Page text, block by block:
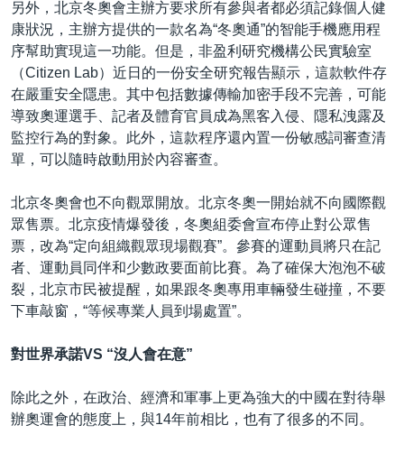
另外，北京冬奧會主辦方要求所有參與者都必須記錄個人健
康狀況，主辦方提供的一款名為“冬奧通”的智能手機應用程
序幫助實現這一功能。但是，非盈利研究機構公民實驗室
（Citizen Lab）近日的一份安全研究報告顯示，這款軟件存
在嚴重安全隱患。其中包括數據傳輸加密手段不完善，可能
導致奧運選手、記者及體育官員成為黑客入侵、隱私洩露及
監控行為的對象。此外，這款程序還內置一份敏感詞審查清
單，可以隨時啟動用於內容審查。
北京冬奧會也不向觀眾開放。北京冬奧一開始就不向國際觀
眾售票。北京疫情爆發後，冬奧組委會宣布停止對公眾售
票，改為“定向組織觀眾現場觀賽”。參賽的運動員將只在記
者、運動員同伴和少數政要面前比賽。為了確保大泡泡不破
裂，北京市民被提醒，如果跟冬奧專用車輛發生碰撞，不要
下車敲窗，“等候專業人員到場處置”。
對世界承諾VS “沒人會在意”
除此之外，在政治、經濟和軍事上更為強大的中國在對待舉
辦奧運會的態度上，與14年前相比，也有了很多的不同。